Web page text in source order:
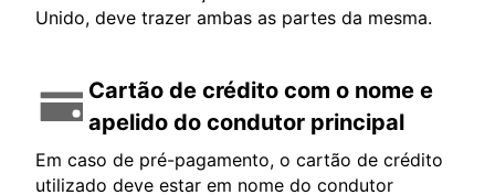
Unido, deve trazer ambas as partes da mesma.
Cartão de crédito com o nome e
apelido do condutor principal
Em caso de pré-pagamento, o cartão de crédito
utilizado deve estar em nome do condutor